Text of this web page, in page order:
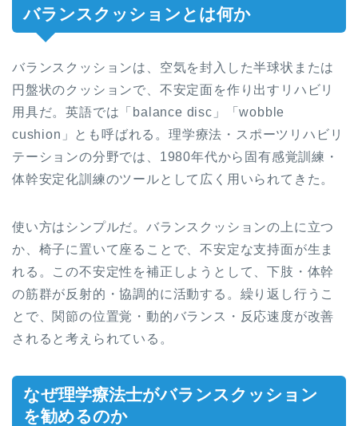
バランスクッションとは何か
バランスクッションは、空気を封入した半球状または
円盤状のクッションで、不安定面を作り出すリハビリ
用具だ。英語では「balance disc」「wobble
cushion」とも呼ばれる。理学療法・スポーツリハビリ
テーションの分野では、1980年代から固有感覚訓練・
体幹安定化訓練のツールとして広く用いられてきた。
使い方はシンプルだ。バランスクッションの上に立つ
か、椅子に置いて座ることで、不安定な支持面が生ま
れる。この不安定性を補正しようとして、下肢・体幹
の筋群が反射的・協調的に活動する。繰り返し行うこ
とで、関節の位置覚・動的バランス・反応速度が改善
されると考えられている。
なぜ理学療法士がバランスクッション
を勧めるのか